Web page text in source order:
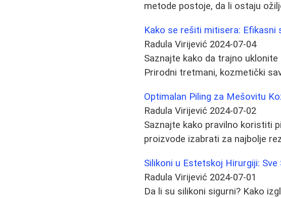
metode postoje, da li ostaju
Kako se rešiti mitisera: Efikasni
Radula Virijević 2024-07-04
Saznajte kako da trajno
Prirodni tretmani, kozmetički
Optimalan Piling za Mešovitu
Radula Virijević 2024-07-02
Saznajte kako pravilno koristiti
proizvode izabrati za najbolje
Silikoni u Estetskoj Hirurgiji:
Radula Virijević 2024-07-01
Da li su silikoni sigurni? Kako